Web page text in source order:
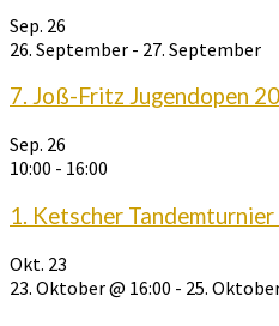
Sep. 26
26. September - 27. September
7. Joß-Fritz Jugendopen
Sep. 26
10:00 - 16:00
1. Ketscher
Okt. 23
23. Oktober @ 16:00 - 25.